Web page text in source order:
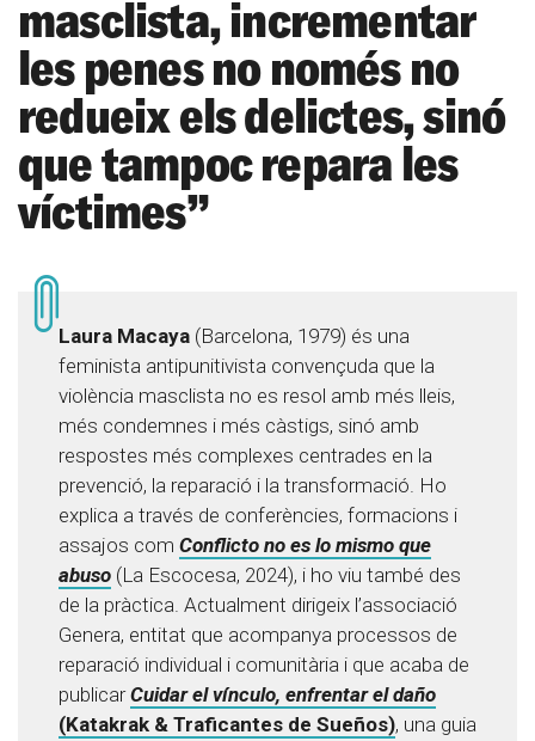
masclista, incrementar
les penes no només no
redueix els delictes, sinó
que tampoc repara les
víctimes”
Laura Macaya (Barcelona, 1979) és una
feminista antipunitivista convençuda que la
violència masclista no es resol amb més lleis,
més condemnes i més càstigs, sinó amb
respostes més complexes centrades en la
prevenció, la reparació i la transformació. Ho
explica a través de conferències, formacions i
assajos com Conflicto no es lo mismo que
abuso (La Escocesa, 2024), i ho viu també des
de la pràctica. Actualment dirigeix l’associació
Genera, entitat que acompanya processos de
reparació individual i comunitària i que acaba de
publicarCuidar el vínculo, enfrentar el daño
(Katakrak & Traficantes de Sueños), una guia